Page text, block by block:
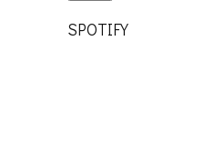
SPOTIFY